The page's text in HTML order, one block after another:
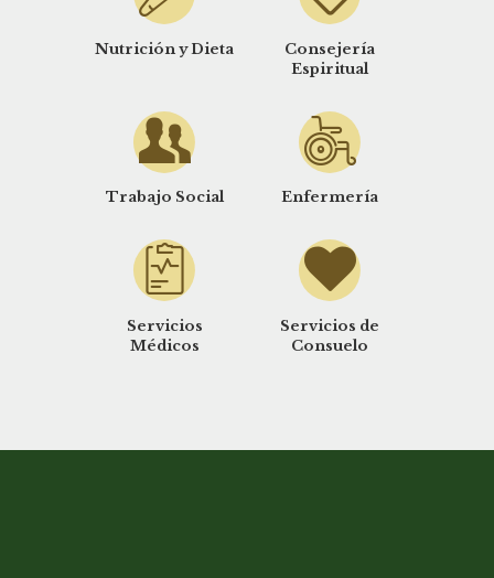
Nutrición y Dieta
Consejería
Espiritual
Trabajo Social Enfermería
Servicios
Médicos
Servicios de
Consuelo